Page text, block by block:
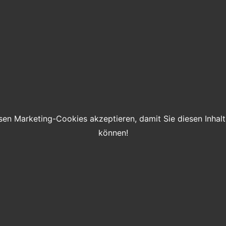
Marketing-Cookies akzeptieren, damit Sie diesen
können!